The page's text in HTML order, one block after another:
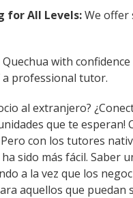
for All Levels:We offer
with confidence
professional tutor.
al extranjero?
que te
con los tutores
sido más fácil. Saber
a la vez que los
aquellos que